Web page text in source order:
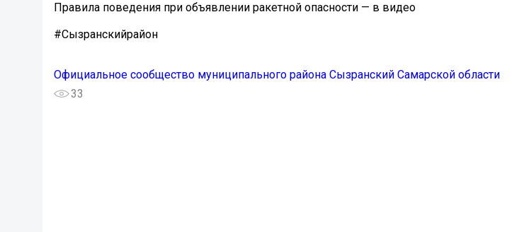
Правила поведения при объявлении ракетной опасности — в видео ️
#Сызранскийрайон
Официальное сообщество муниципального района Сызранский Самарской области
33